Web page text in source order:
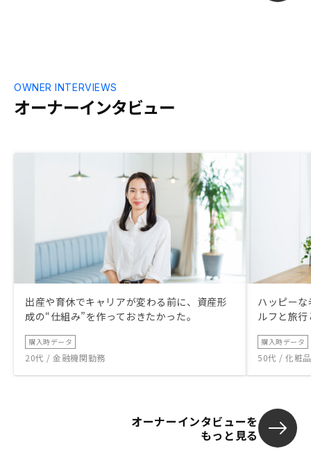
上回るように
と思う。 空室
あった。私は
サプリース案
間は短いとの
オーナーインタビュー
OWNER INTERVIEWS
出産や育休でキャリアが変わる前に、資産形
成の“仕組み”を作っておきたかった。
購入時データ
20代 / 金融機関勤務
ハッピー
ルフと旅
購入時データ
50代 / 化粧
オーナーインタビューを
もっと見る